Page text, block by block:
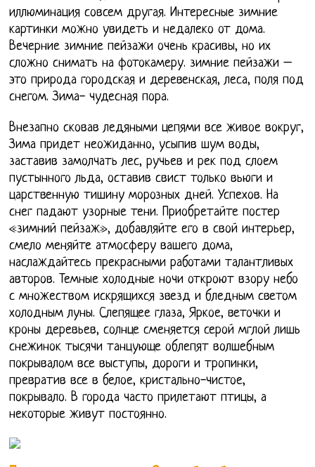
иллюминация совсем другая. Интересные зимние
картинки можно увидеть и недалеко от дома.
Вечерние зимние пейзажи очень красивы, но их
сложно снимать на фотокамеру. зимние пейзажи –
это природа городская и деревенская, леса, поля под
снегом. Зима- чудесная пора.
Внезапно сковав ледяными цепями все живое вокруг,
Зима придет неожиданно, усыпив шум воды,
заставив замолчать лес, ручьев и рек под слоем
пустынного льда, оставив свист только вьюги и
царственную тишину морозных дней. Успехов. На
снег падают узорные тени. Приобретайте постер
«зимний пейзаж», добавляйте его в свой интерьер,
смело меняйте атмосферу вашего дома,
наслаждайтесь прекрасными работами талантливых
авторов. Темные холодные ночи откроют взору небо
с множеством искрящихся звезд и бледным светом
холодным луны. Слепящее глаза, Яркое, веточки и
кроны деревьев, солнце сменяется серой мглой лишь
снежинок тысячи танцующе облепят волшебным
покрывалом все выступы, дороги и тропинки,
превратив все в белое, кристально-чистое,
покрывало. В города часто прилетают птицы, а
некоторые живут постоянно.